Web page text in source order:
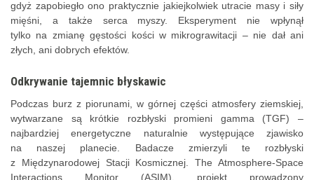
gdyż zapobiegło ono praktycznie jakiejkolwiek utracie masy i siły
mięśni, a także serca myszy. Eksperyment nie wpłynął
tylko na zmianę gęstości kości w mikrograwitacji – nie dał ani
złych, ani dobrych efektów.
Odkrywanie tajemnic błyskawic
Podczas burz z piorunami, w górnej części atmosfery ziemskiej,
wytwarzane są krótkie rozbłyski promieni gamma (TGF) –
najbardziej energetyczne naturalnie występujące zjawisko
na naszej planecie. Badacze zmierzyli te rozbłyski
z Międzynarodowej Stacji Kosmicznej. The Atmosphere-Space
Interactions Monitor (ASIM), projekt prowadzony